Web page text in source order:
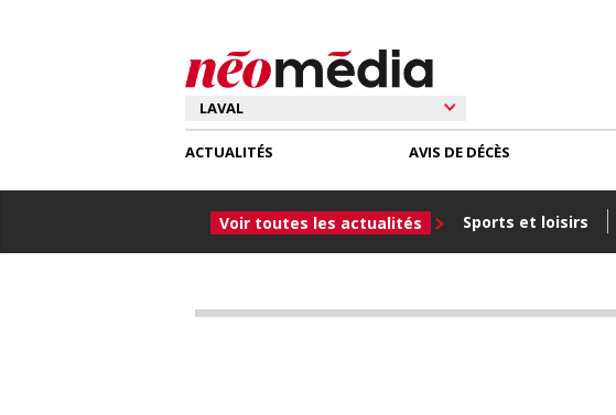
ACTUALITÉS
Voir toutes les actualités Sports et loisirs
AVIS DE DÉCÈS